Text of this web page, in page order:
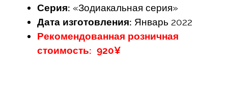
Серия: «Зодиакальная серия»
Дата изготовления: Январь 2022
Рекомендованная розничная
стоимость: 920¥